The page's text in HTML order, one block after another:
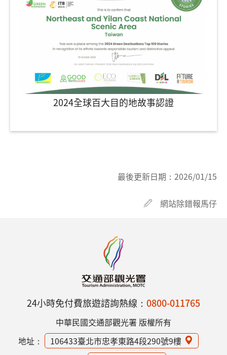
2024全球百大目的地故事認證
最後更新日期： 2026/01/15
網站除錯報馬仔
24小時免付費旅遊諮詢熱線： 0800-011765
中華民國交通部觀光署 版權所有
地址：
106433臺北市忠孝東路4段290號9樓